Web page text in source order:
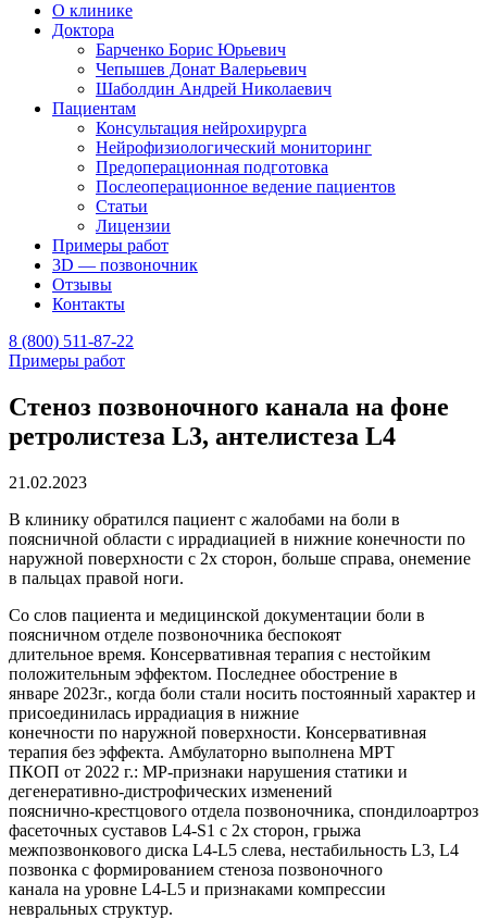
О клинике
Доктора
Барченко Борис Юрьевич
Чепышев Донат Валерьевич
Шаболдин Андрей Николаевич
Пациентам
Консультация нейрохирурга
Нейрофизиологический мониторинг
Предоперационная подготовка
Послеоперационное ведение пациентов
Статьи
Лицензии
Примеры работ
3D — позвоночник
Отзывы
Контакты
8 (800) 511-87-22
Примеры работ
Стеноз позвоночного канала на фоне
ретролистеза L3, антелистеза L4
21.02.2023
В клинику обратился пациент с жалобами на боли в
поясничной области с иррадиацией в нижние конечности по
наружной поверхности с 2х сторон, больше справа, онемение
в пальцах правой ноги.
Со слов пациента и медицинской документации боли в
поясничном отделе позвоночника беспокоят
длительное время. Консервативная терапия с нестойким
положительным эффектом. Последнее обострение в
январе 2023г., когда боли стали носить постоянный характер и
присоединилась иррадиация в нижние
конечности по наружной поверхности. Консервативная
терапия без эффекта. Амбулаторно выполнена МРТ
ПКОП от 2022 г.: МР-признаки нарушения статики и
дегенеративно-дистрофических изменений
пояснично-крестцового отдела позвоночника, спондилоартроз
фасеточных суставов L4-S1 с 2х сторон, грыжа
межпозвонкового диска L4-L5 слева, нестабильность L3, L4
позвонка с формированием стеноза позвоночного
канала на уровне L4-L5 и признаками компрессии
невральных структур.